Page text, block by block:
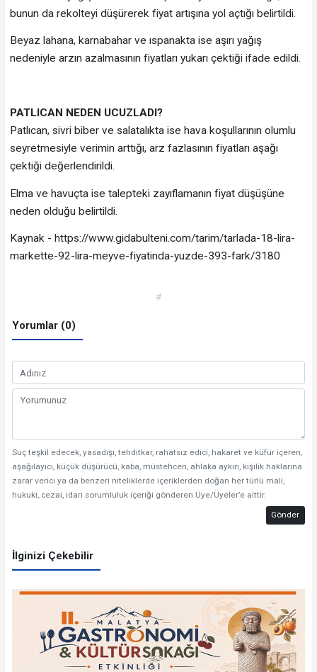
bunun da rekolteyi düşürerek fiyat artışına yol açtığı belirtildi.
Beyaz lahana, karnabahar ve ıspanakta ise aşırı yağış
nedeniyle arzın azalmasının fiyatları yukarı çektiği ifade edildi.
PATLICAN NEDEN UCUZLADI?
Patlıcan, sivri biber ve salatalıkta ise hava koşullarının olumlu
seyretmesiyle verimin arttığı, arz fazlasının fiyatları aşağı
çektiği değerlendirildi.
Elma ve havuçta ise talepteki zayıflamanın fiyat düşüşüne
neden olduğu belirtildi.
Kaynak - https://www.gidabulteni.com/tarim/tarlada-18-lira-
markette-92-lira-meyve-fiyatinda-yuzde-393-fark/3180
#
Yorumlar (0)
Suç teşkil edecek, yasadışı, tehditkar, rahatsız edici, hakaret ve küfür içeren,
aşağılayıcı, küçük düşürücü, kaba, müstehcen, ahlaka aykırı, kişilik haklarına
zarar verici ya da benzeri niteliklerde içeriklerden doğan her türlü mali,
hukuki, cezai, idari sorumluluk içeriği gönderen Üye/Üyeler’e aittir.
Gönder
İlginizi Çekebilir